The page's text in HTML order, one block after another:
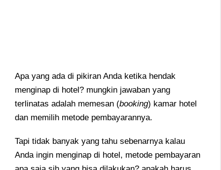
Apa yang ada di pikiran Anda ketika hendak
menginap di hotel? mungkin jawaban yang
terlinatas adalah memesan (booking) kamar hotel
dan memilih metode pembayarannya.
Tapi tidak banyak yang tahu sebenarnya kalau
Anda ingin menginap di hotel, metode pembayaran